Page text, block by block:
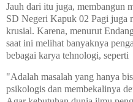
Jauh dari itu juga, membangun
SD Negeri Kapuk 02 Pagi juga
krusial. Karena, menurut
saat ini melihat banyaknya
bebagai karya tehnologi, seperti
"Adalah masalah yang hanya
psikologis dan membekalinya